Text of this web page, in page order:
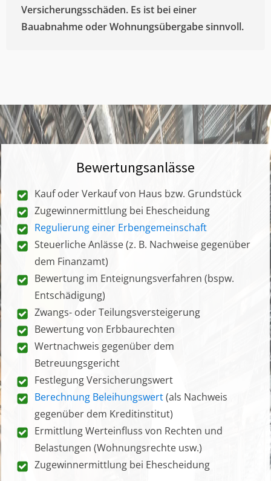
Versicherungsschäden. Es ist bei einer
Bauabnahme oder Wohnungsübergabe sinnvoll.
Bewertungsanlässe
Kauf oder Verkauf von Haus bzw. Grundstück
Zugewinnermittlung bei Ehescheidung
Regulierung einer Erbengemeinschaft
Steuerliche Anlässe (z. B. Nachweise gegenüber
dem Finanzamt)
Bewertung im Enteignungsverfahren (bspw.
Entschädigung)
Zwangs- oder Teilungsversteigerung
Bewertung von Erbbaurechten
Wertnachweis gegenüber dem
Betreuungsgericht
Festlegung Versicherungswert
Berechnung Beleihungswert(als Nachweis
gegenüber dem Kreditinstitut)
Ermittlung Werteinfluss von Rechten und
Belastungen (Wohnungsrechte usw.)
Zugewinnermittlung bei Ehescheidung